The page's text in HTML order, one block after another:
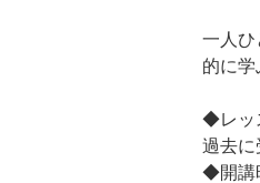
一人ひ
的に学
◆レッ
過去に
◆開講